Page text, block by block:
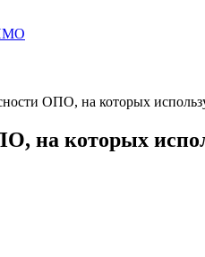
ОПО, на которых
на которых